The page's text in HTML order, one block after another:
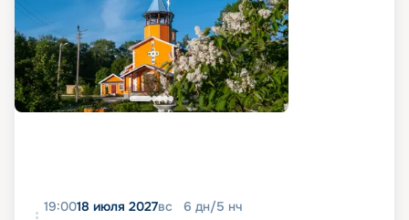
19:0018 июля 2027вс 6 дн/5 нч